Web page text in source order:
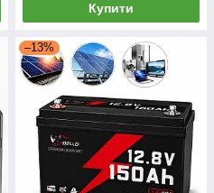
Купити
–13%